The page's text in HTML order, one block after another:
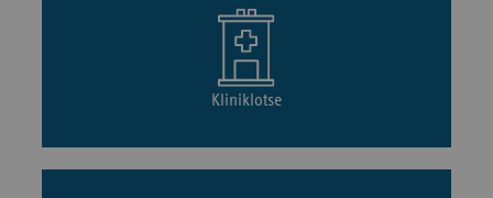
Kliniklotse